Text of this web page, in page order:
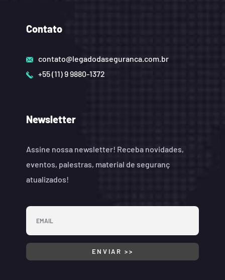
Contato
contato@legadodaseguranca.com.br
+55 (11) 9 9880-1372
Newsletter
Assine nossa newsletter! Receba novidades,
eventos, palestras, material de seguranç
atualizados!